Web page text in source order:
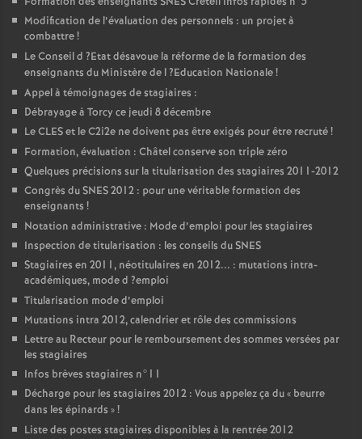
Modification de l’évaluation des personnels : un projet à
combattre!
Le Conseil d ?Etat désavoue la réforme de la formation des
enseignants du Ministère de l?Education Nationale!
Appel à témoignages de stagiaires :
Débrayage à Torcy ce jeudi 8 décembre
LeCLESet le C2i2e ne doivent pas être exigés pour être recruté!
Formation, évaluation : Châtel conserve son triple zéro
Quelques précisions sur la titularisation des stagiaires 2011-2012
Congrès duSNES2012 : pour une véritable formation des
enseignants !
Notation administrative : Mode d’emploi pour les stagiaires
Inspection de titularisation : les conseils duSNES
Stagiaires en 2011, néotitulaires en 2012... : mutations intra-
académiques, mode d ?emploi
Titularisation mode d’emploi
Mutations intra 2012, calendrier et rôle des commissions
Lettre au Recteur pour le remboursement des sommes versées par
les stagiaires
Infos brèves stagiaires n°11
Décharge pour les stagiaires 2012 : Vous appelez ça du « beurre
dans les épinards »!
Liste des postes stagiaires disponibles à la rentrée 2012